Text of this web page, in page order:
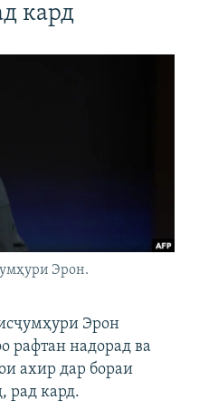
кард
Эрон.
Эрон
рафтан надорад ва
ахир дар бораи
рад кард.